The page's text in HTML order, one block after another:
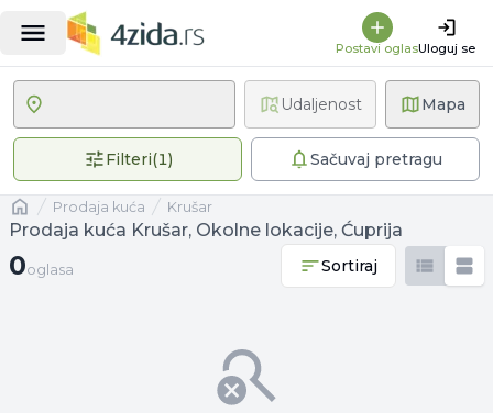
Postavi oglasUloguj se
Mapa
Filteri(1)1 primenjen filterSačuvaj pretragu
Udaljenost
Naslovnaprodaja kuća Krušar
Prodaja kuća Krušar, Okolne lokacije, Ćuprija
0 oglasa
0oglasa Sortiraj